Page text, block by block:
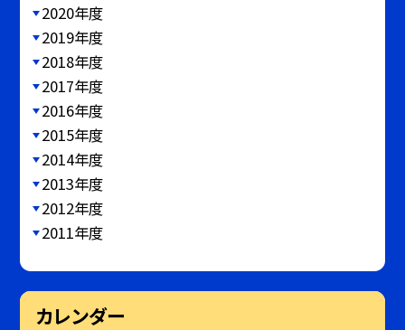
2020年度
2019年度
2018年度
2017年度
2016年度
2015年度
2014年度
2013年度
2012年度
2011年度
カレンダー